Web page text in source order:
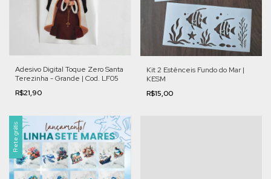
Adesivo Digital Toque Zero Santa
Terezinha - Grande | Cod. LF05
R$21,90
Kit 2 Estênceis Fundo do Mar |
KESM
R$15,00
Frete grátis